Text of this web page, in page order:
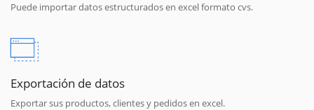
Puede importar datos estructurados en excel formato cvs.
Exportación de datos
Exportar sus productos, clientes y pedidos en excel.